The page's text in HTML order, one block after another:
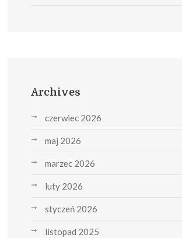
Archives
czerwiec 2026
maj 2026
marzec 2026
luty 2026
styczeń 2026
listopad 2025